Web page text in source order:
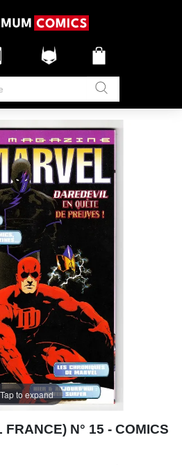
Tap to expand
N° 15 - COMICS